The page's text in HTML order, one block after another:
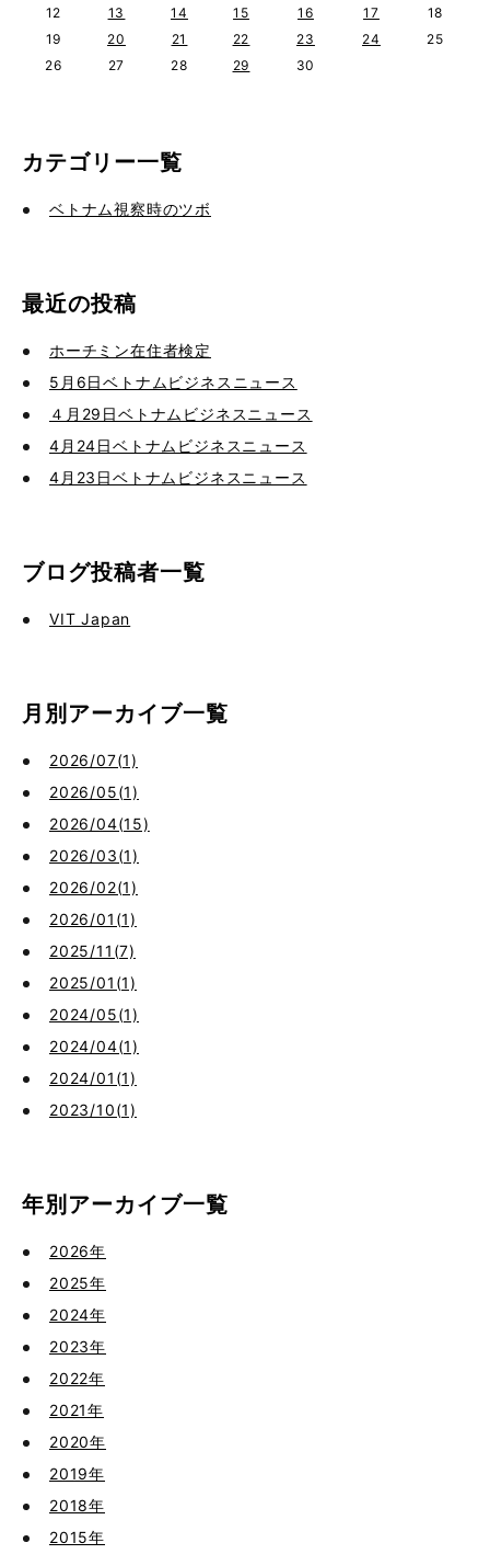
12
13 14 15 16 17
18
19
20 21 22 23 24
25
26
27 28 29 30
カテゴリー一覧
ベトナム視察時のツボ
最近の投稿
ホーチミン在住者検定
5月6日ベトナムビジネスニュース
４月29日ベトナムビジネスニュース
4月24日ベトナムビジネスニュース
4月23日ベトナムビジネスニュース
ブログ投稿者一覧
VIT Japan
月別アーカイブ一覧
2026/07(1)
2026/05(1)
2026/04(15)
2026/03(1)
2026/02(1)
2026/01(1)
2025/11(7)
2025/01(1)
2024/05(1)
2024/04(1)
2024/01(1)
2023/10(1)
年別アーカイブ一覧
2026年
2025年
2024年
2023年
2022年
2021年
2020年
2019年
2018年
2015年